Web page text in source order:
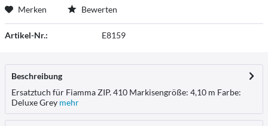
Merken Bewerten
Artikel-Nr.: E8159
Beschreibung
Ersatztuch für Fiamma ZIP. 410 Markisengröße: 4,10 m Farbe:
Deluxe Grey mehr